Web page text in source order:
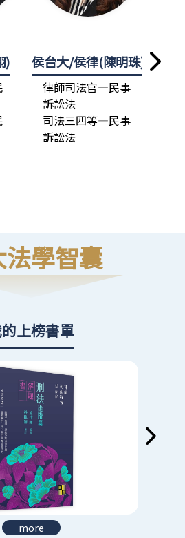
) 侯台大/侯律(陳明珠)
律師司法官—民事
訴訟法
司法三四等—民事
訴訟法
龍政
法學智囊
上榜書單
more